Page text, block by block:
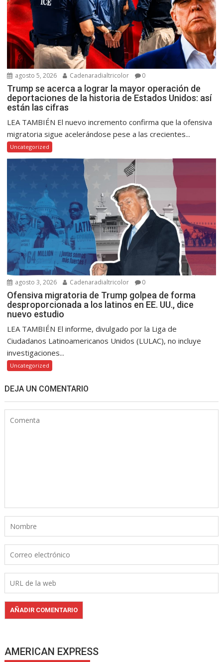
agosto 5, 2026 Cadenaradialtricolor 0
Trump se acerca a lograr la mayor operación de
deportaciones de la historia de Estados Unidos: así
están las cifras
LEA TAMBIÉN El nuevo incremento confirma que la ofensiva
migratoria sigue acelerándose pese a las crecientes...
Uncategorized
agosto 3, 2026 Cadenaradialtricolor 0
Ofensiva migratoria de Trump golpea de forma
desproporcionada a los latinos en EE. UU., dice
nuevo estudio
LEA TAMBIÉN El informe, divulgado por la Liga de
Ciudadanos Latinoamericanos Unidos (LULAC), no incluye
investigaciones...
Uncategorized
DEJA UN COMENTARIO
AMERICAN EXPRESS